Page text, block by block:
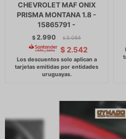
CHEVROLET MAF ONIX
PRISMA MONTANA 1.8 -
15865791 -
$2.990 $ 3.064
$ 2.542